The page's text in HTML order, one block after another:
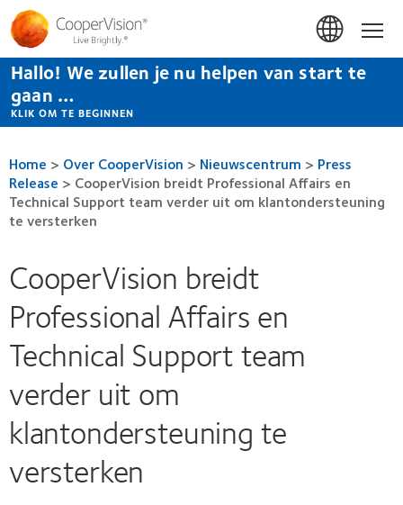
Overslaan
en
naar
de
inhoud
gaan
Hallo! We zullen je nu helpen van start te
gaan …
KLIK OM TE BEGINNEN
Home > Over CooperVision > Nieuwscentrum > Press
Release > CooperVision breidt Professional Affairs en
Technical Support team verder uit om klantondersteuning
te versterken
CooperVision breidt
Professional Affairs en
Technical Support team
verder uit om
klantondersteuning te
versterken